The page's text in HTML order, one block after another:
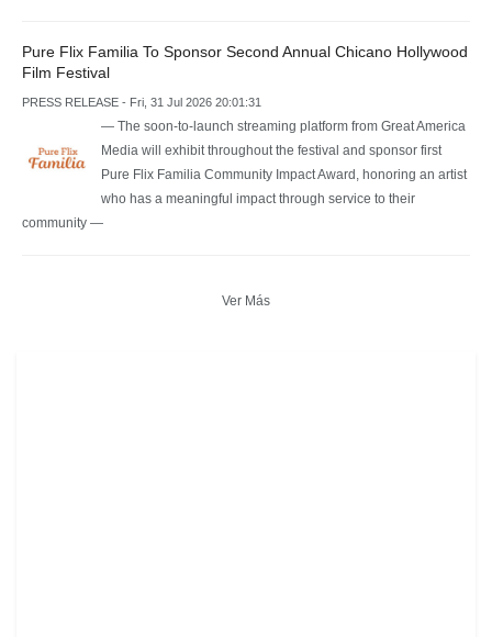
Pure Flix Familia To Sponsor Second Annual Chicano Hollywood
Film Festival
PRESS RELEASE - Fri, 31 Jul 2026 20:01:31
— The soon-to-launch streaming platform from Great America
Media will exhibit throughout the festival and sponsor first
Pure Flix Familia Community Impact Award, honoring an artist
who has a meaningful impact through service to their
community —
Ver Más